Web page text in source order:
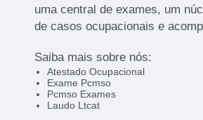
uma central de exames, um
de casos ocupacionais e
Saiba mais sobre nós:
Atestado Ocupacional
Exame Pcmso
Pcmso Exames
Laudo Ltcat